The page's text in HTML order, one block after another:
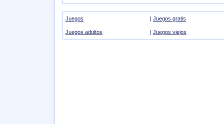
Juegos | Juegos gratis
Juegos adultos | Juegos viejos